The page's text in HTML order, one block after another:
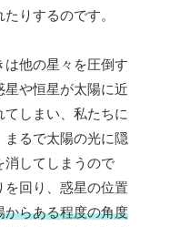
りするのです。
は他の星々を圧倒す
星や恒星が太陽に近
しまい、私たちに
まるで太陽の光に隠
消してしまうので
回り、惑星の位置
からある程度の角度